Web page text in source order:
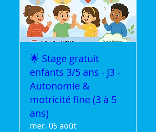
🌟 Stage gratuit
enfants 3/5 ans - J3 -
Autonomie &
motricité fine (3 à 5
ans)
mer. 05 août